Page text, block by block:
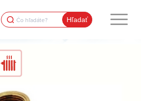
Search
for: